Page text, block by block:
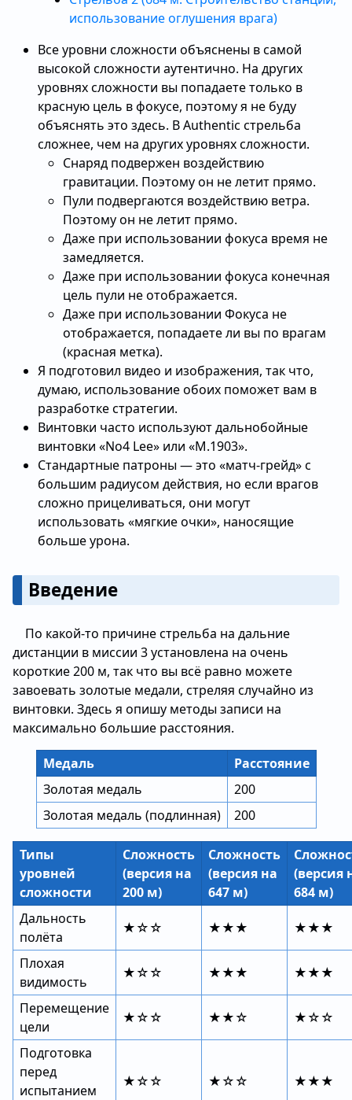
использование оглушения врага)
Все уровни сложности объяснены в самой
высокой сложности аутентично. На других
уровнях сложности вы попадаете только в
красную цель в фокусе, поэтому я не буду
объяснять это здесь. В Authentic стрельба
сложнее, чем на других уровнях сложности.
Снаряд подвержен воздействию
гравитации. Поэтому он не летит прямо.
Пули подвергаются воздействию ветра.
Поэтому он не летит прямо.
Даже при использовании фокуса время не
замедляется.
Даже при использовании фокуса конечная
цель пули не отображается.
Даже при использовании Фокуса не
отображается, попадаете ли вы по врагам
(красная метка).
Я подготовил видео и изображения, так что,
думаю, использование обоих поможет вам в
разработке стратегии.
Винтовки часто используют дальнобойные
винтовки «No4 Lee» или «M.1903».
Стандартные патроны — это «матч-грейд» с
большим радиусом действия, но если врагов
сложно прицеливаться, они могут
использовать «мягкие очки», наносящие
больше урона.
Введение
По какой-то причине стрельба на дальние
дистанции в миссии 3 установлена на очень
короткие 200 м, так что вы всё равно можете
завоевать золотые медали, стреляя случайно из
винтовки. Здесь я опишу методы записи на
максимально большие расстояния.
Медаль
Расстояние
Золотая медаль
200
Золотая медаль (подлинная)
200
Типы
уровней
сложности
Сложность
(версия на
200 м)
Сложность
(версия на
647 м)
(версия
684 м)
Дальность
полёта
★☆☆ ★★★ ★★★
Плохая
видимость
★☆☆ ★★★ ★★★
Перемещение
цели
★☆☆ ★★☆ ★☆☆
Подготовка
перед
испытанием
★☆☆ ★☆☆ ★★★